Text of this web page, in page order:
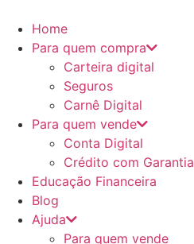
para
conteúdo
Home
Para quem compra
Carteira digital
Seguros
Carnê Digital
Para quem vende
Conta Digital
Crédito com Garantia
Educação Financeira
Blog
Ajuda
Para quem vende